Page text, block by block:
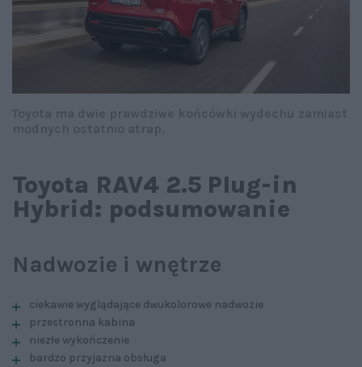
Toyota RAV4 2.5 Plug-in
Hybrid: podsumowanie
Nadwozie i wnętrze
ciekawie wyglądające dwukolorowe nadwozie
przestronna kabina
niezłe wykończenie
bardzo przyjazna obsługa